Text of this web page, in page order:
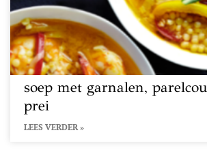
soep met garnalen,
prei
LEES VERDER »